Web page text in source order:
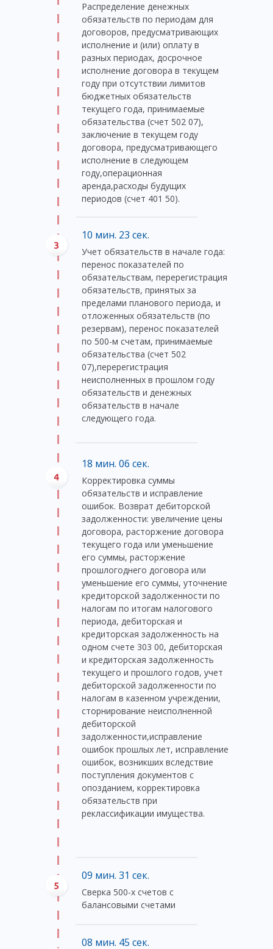
Распределение денежных
обязательств по периодам для
договоров, предусматривающих
исполнение и (или) оплату в
разных периодах, досрочное
исполнение договора в текущем
году при отсутствии лимитов
бюджетных обязательств
текущего года, принимаемые
обязательства (счет 502 07),
заключение в текущем году
договора, предусматривающего
исполнение в следующем
году,операционная
аренда,расходы будущих
периодов (счет 401 50).
10 мин. 23 сек.
Учет обязательств в начале года:
перенос показателей по
обязательствам, перерегистрация
обязательств, принятых за
пределами планового периода, и
отложенных обязательств (по
резервам), перенос показателей
по 500-м счетам, принимаемые
обязательства (счет 502
07),перерегистрация
неисполненных в прошлом году
обязательств и денежных
обязательств в начале
следующего года.
18 мин. 06 сек.
Корректировка суммы
обязательств и исправление
ошибок. Возврат дебиторской
задолженности: увеличение цены
договора, расторжение договора
текущего года или уменьшение
его суммы, расторжение
прошлогоднего договора или
уменьшение его суммы, уточнение
кредиторской задолженности по
налогам по итогам налогового
периода, дебиторская и
кредиторская задолженность на
одном счете 303 00, дебиторская
и кредиторская задолженность
текущего и прошлого годов, учет
дебиторской задолженности по
налогам в казенном учреждении,
сторнирование неисполненной
дебиторской
задолженности,исправление
ошибок прошлых лет, исправление
ошибок, возникших вследствие
поступления документов с
опозданием, корректировка
обязательств при
реклассификации имущества.
09 мин. 31 сек.
Сверка 500-х счетов с
балансовыми счетами
08 мин. 45 сек.